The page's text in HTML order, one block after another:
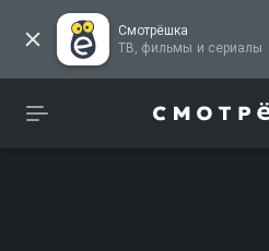
Смотрёшка
ТВ, фильмы и сериалы